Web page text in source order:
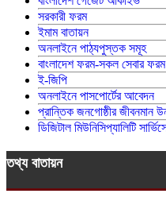
সরকারী ফরম
ইমাম বাতায়ন
অনলাইনে পাঠ্যপুস্তক সমূহ
বাংলাদেশ ফরম-সকল সেবার
ই-জিপি
অনলাইনে পাসপোর্টের আবেদন
প্রান্তিক জনগোষ্ঠীর জীবনমান
ডিজিটাল মিউনিসিপ্যালিটি
তথ্য বাতায়ন